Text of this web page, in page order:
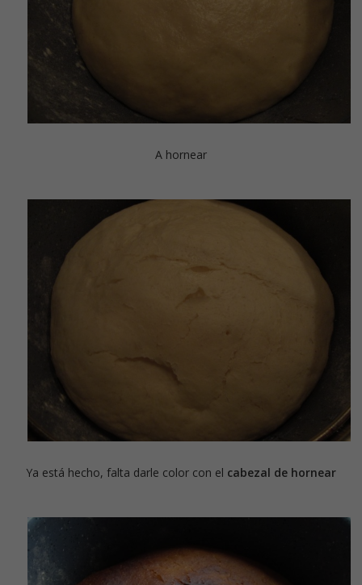
A hornear
Ya está hecho, falta darle color con el cabezal de hornear